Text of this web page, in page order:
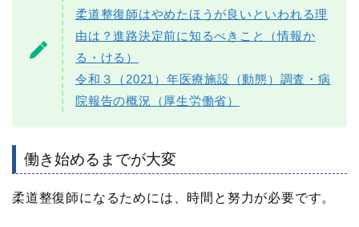
柔道整復師はやめたほうが良いといわれる理
由は？進路決定前に知るべきこと（情報か
る・ける）
令和３（2021）年医療施設（動態）調査・病
院報告の概況（厚生労働省）
働き始めるまでが大変
柔道整復師になるためには、時間と努力が必要です。